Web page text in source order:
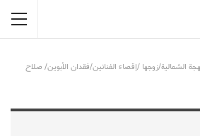
الشمالية/زوجها /إقصاء الفنانين/فقدان الأبوين/ صلاح